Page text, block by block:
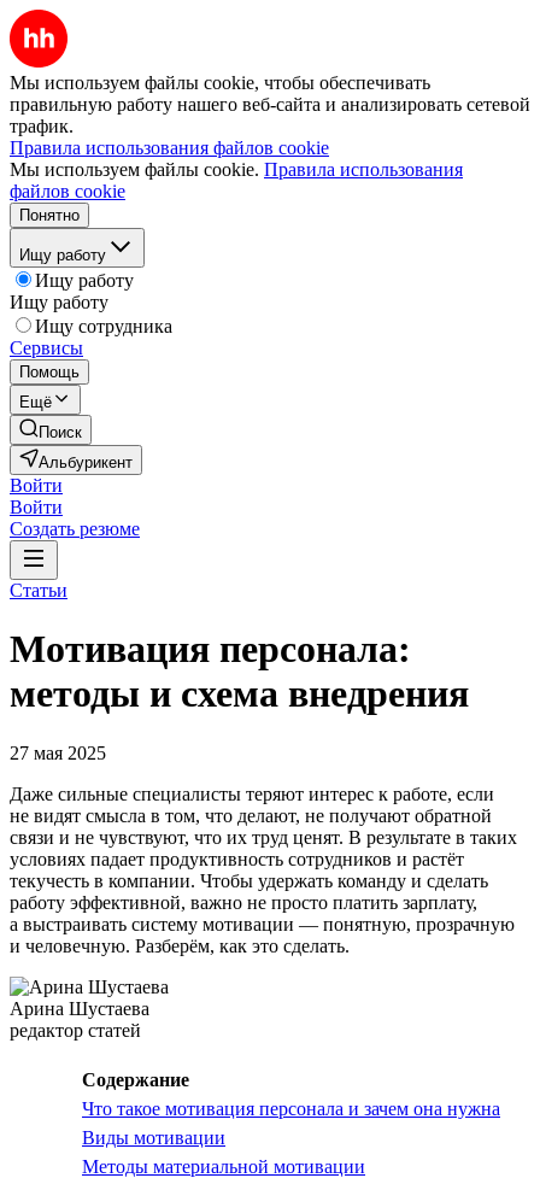
Мы используем файлы cookie, чтобы обеспечивать
правильную работу нашего веб-сайта и анализировать сетевой
трафик.
Правила использования файлов cookie
Мы используем файлы cookie. Правила использования
файлов cookie
Понятно
Ищу работу
Ищу работу
Ищу работу
Ищу сотрудника
Сервисы
Помощь
Ещё
Поиск
Альбурикент
Войти
Войти
Создать резюме
Статьи
Мотивация персонала:
методы и схема внедрения
27 мая 2025
Даже сильные специалисты теряют интерес к работе, если
не видят смысла в том, что делают, не получают обратной
связи и не чувствуют, что их труд ценят. В результате в таких
условиях падает продуктивность сотрудников и растёт
текучесть в компании. Чтобы удержать команду и сделать
работу эффективной, важно не просто платить зарплату,
а выстраивать систему мотивации — понятную, прозрачную
и человечную. Разберём, как это сделать.
Арина Шустаева
редактор статей
Содержание
Что такое мотивация персонала и зачем она нужна
Виды мотивации
Методы материальной мотивации